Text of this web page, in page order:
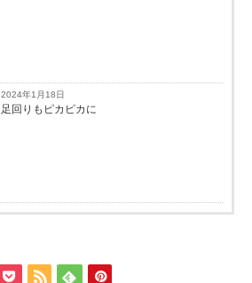
2024年1月18日
足回りもピカピカに